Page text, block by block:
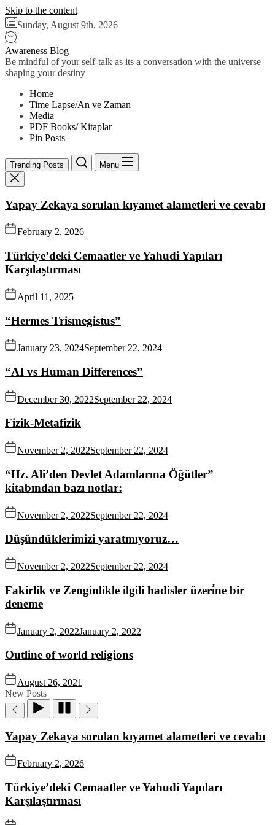
Skip to the content
Sunday, August 9th, 2026
Awareness Blog
Be mindful of your self-talk as its a conversation with the universe
shaping your destiny
Home
Time Lapse/An ve Zaman
Media
PDF Books/ Kitaplar
Pin Posts
Trending Posts Menu
Yapay Zekaya sorulan kıyamet alametleri ve cevabı
February 2, 2026
Türkiye’deki Cemaatler ve Yahudi Yapıları
Karşılaştırması
April 11, 2025
“Hermes Trismegistus”
January 23, 2024September 22, 2024
“AI vs Human Differences”
December 30, 2022September 22, 2024
Fizik-Metafizik
November 2, 2022September 22, 2024
“Hz. Ali’den Devlet Adamlarına Öğütler”
kitabından bazı notlar:
November 2, 2022September 22, 2024
Düşündüklerimizi yaratmıyoruz…
November 2, 2022September 22, 2024
Fakirlik ve Zenginlikle ilgili hadisler üzeri̇ne bir
deneme
January 2, 2022January 2, 2022
Outline of world religions
August 26, 2021
New Posts
Yapay Zekaya sorulan kıyamet alametleri ve cevabı
February 2, 2026
Türkiye’deki Cemaatler ve Yahudi Yapıları
Karşılaştırması